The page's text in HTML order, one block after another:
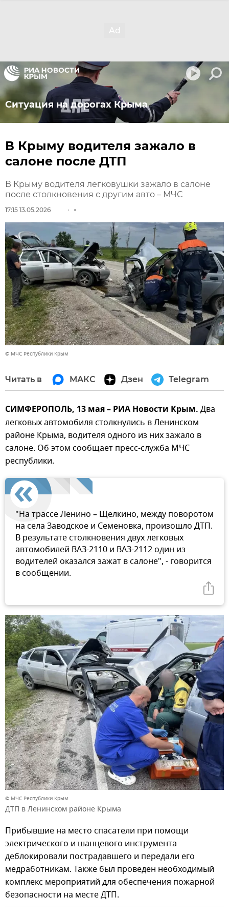
Ситуация на дорогах Крыма
В Крыму водителя зажало в
салоне после ДТП
В Крыму водителя легковушки зажало в салоне
после столкновения с другим авто – МЧС
17:15 13.05.2026
© МЧС Республики Крым
Читать в МАКС Дзен Telegram
СИМФЕРОПОЛЬ, 13 мая – РИА Новости Крым. Два
легковых автомобиля столкнулись в Ленинском
районе Крыма, водителя одного из них зажало в
салоне. Об этом сообщает пресс-служба МЧС
республики.
"На трассе Ленино – Щелкино, между поворотом
на села Заводское и Семеновка, произошло ДТП.
В результате столкновения двух легковых
автомобилей ВАЗ-2110 и ВАЗ-2112 один из
водителей оказался зажат в салоне", - говорится
в сообщении.
© МЧС Республики Крым
ДТП в Ленинском районе Крыма
Прибывшие на место спасатели при помощи
электрического и шанцевого инструмента
деблокировали пострадавшего и передали его
медработникам. Также был проведен необходимый
комплекс мероприятий для обеспечения пожарной
безопасности на месте ДТП.